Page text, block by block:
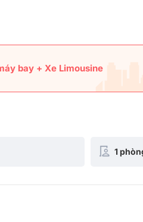
bay + Xe Limousine